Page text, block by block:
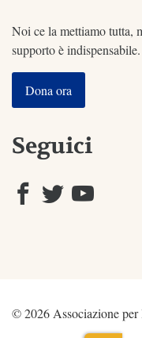
Noi ce la mettiamo tutta,
supporto è
Dona ora
Seguici
© 2026 Associazione